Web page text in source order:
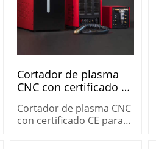
Cortador de plasma
CNC con certificado CE
dulce procut HD200W
Cortador de plasma CNC
con certificado CE para